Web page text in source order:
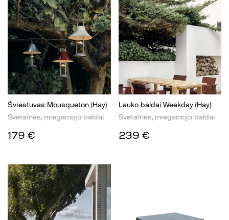
Šviestuvas Mousqueton (Hay)
Svetainės, miegamojo baldai
179 €
Lauko baldai Weekday (Hay)
Svetainės, miegamojo baldai
239 €